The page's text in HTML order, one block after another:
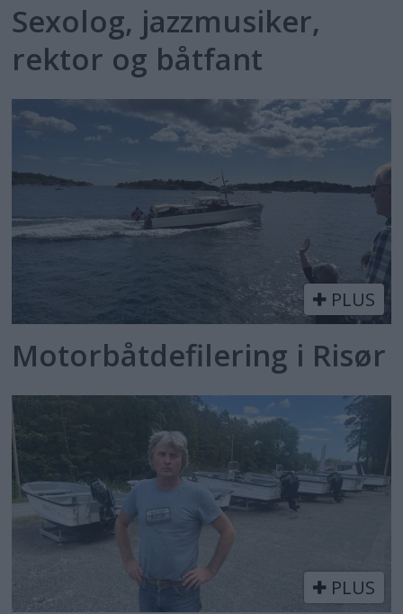
Sexolog, jazzmusiker,
rektor og båtfant
PLUS
Motorbåtdefilering i Risør
PLUS